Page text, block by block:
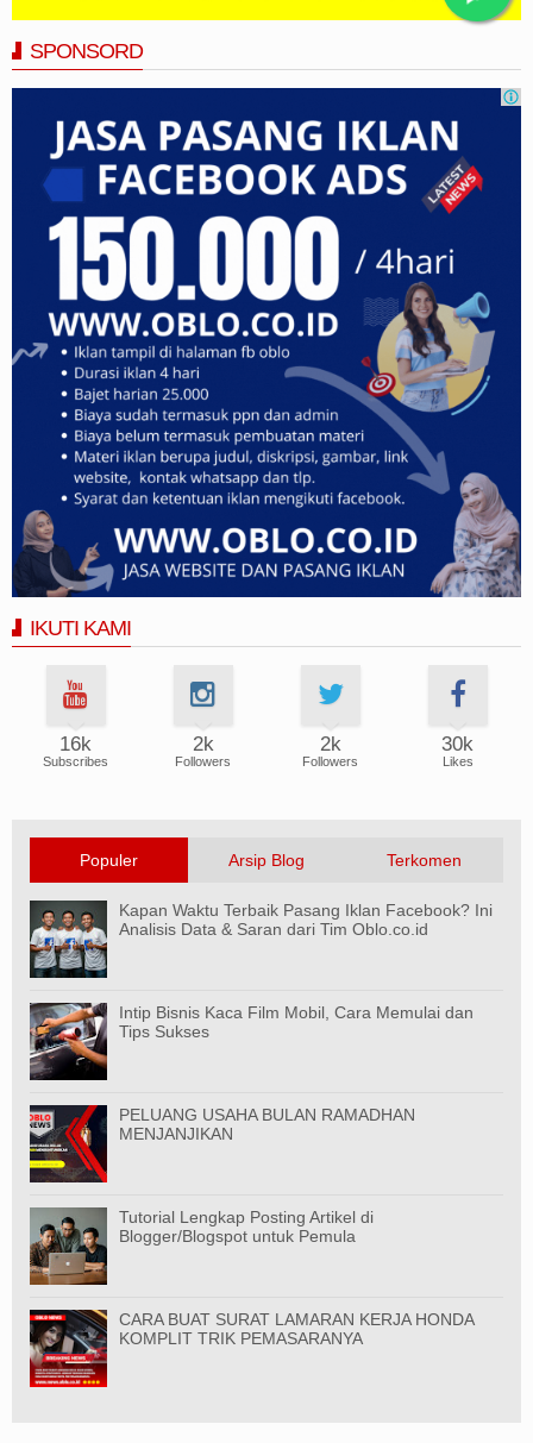
SPONSORD
IKUTI KAMI
16k
Subscribes
2k
Followers
2k
Followers
30k
Likes
Populer Arsip Blog Terkomen
Kapan Waktu Terbaik Pasang Iklan Facebook? Ini
Analisis Data & Saran dari Tim Oblo.co.id
Intip Bisnis Kaca Film Mobil, Cara Memulai dan
Tips Sukses
PELUANG USAHA BULAN RAMADHAN
MENJANJIKAN
Tutorial Lengkap Posting Artikel di
Blogger/Blogspot untuk Pemula
CARA BUAT SURAT LAMARAN KERJA HONDA
KOMPLIT TRIK PEMASARANYA